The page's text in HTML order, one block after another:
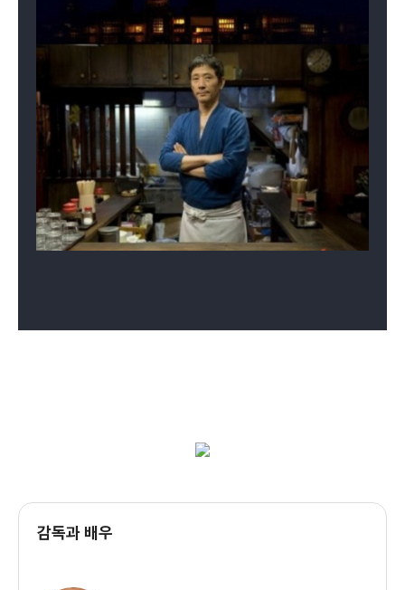
감독과 배우